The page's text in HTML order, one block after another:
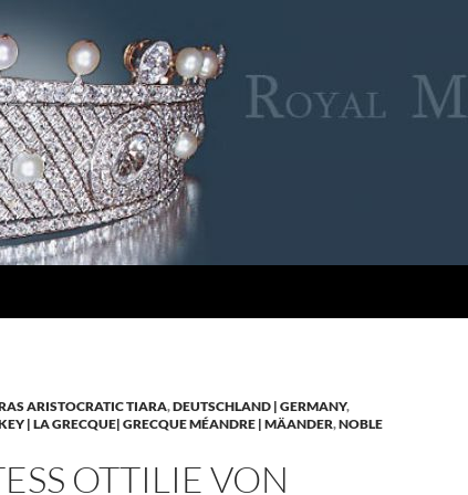
ARISTOCRATIC TIARA,DEUTSCHLAND | GERMANY,
| LA GRECQUE| GRECQUE MÉANDRE | MÄANDER,NOBLE
OTTILIE VON